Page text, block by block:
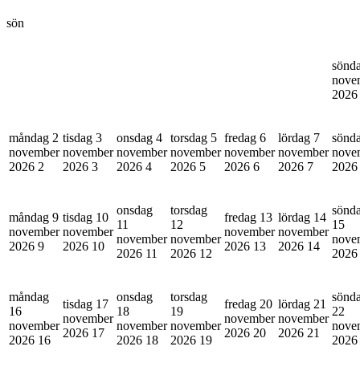
sön
2026
måndag 2
november
2026 2
tisdag 3
november
2026 3
onsdag 4
november
2026 4
torsdag 5
november
2026 5
fredag 6
november
2026 6
lördag 7
november
2026 7
2026
måndag 9
november
2026 9
tisdag 10
november
2026 10
onsdag
11
november
2026 11
torsdag
12
november
2026 12
fredag 13
november
2026 13
lördag 14
november
2026 14
15
2026
måndag
16
november
2026 16
tisdag 17
november
2026 17
onsdag
18
november
2026 18
torsdag
19
november
2026 19
fredag 20
november
2026 20
lördag 21
november
2026 21
22
2026